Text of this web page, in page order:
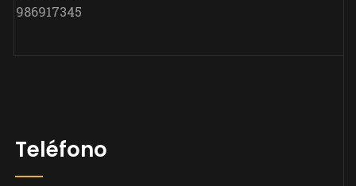
986917345
Teléfono